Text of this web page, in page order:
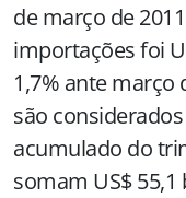
de março de
importações foi
1,7% ante março
são
acumulado do
somam US$